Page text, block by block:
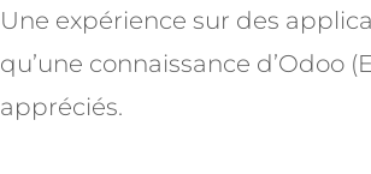
Une expérience sur des
qu’une connaissance d’Odoo
appréciés.